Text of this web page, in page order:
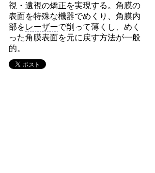
視・遠視の矯正を実現する。角膜の
表面を特殊な機器でめくり、角膜内
部をレーザーで削って薄くし、めく
った角膜表面を元に戻す方法が一般
的。